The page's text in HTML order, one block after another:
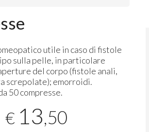
utile in caso di fistole
sulla pelle, in particolare
del corpo (fistole anali,
screpolate); emorroidi.
50 compresse.
€ 13,50
Tutto perfetto